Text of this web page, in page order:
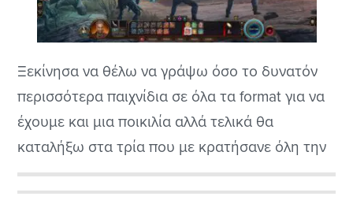
Ξεκίνησα να θέλω να γράψω όσο το δυνατόν
περισσότερα παιχνίδια σε όλα τα format για να
έχουμε και μια ποικιλία αλλά τελικά θα
καταλήξω στα τρία που με κρατήσανε όλη την
χρονιά. Για να μην βάζουμε μέσα και μέτρια